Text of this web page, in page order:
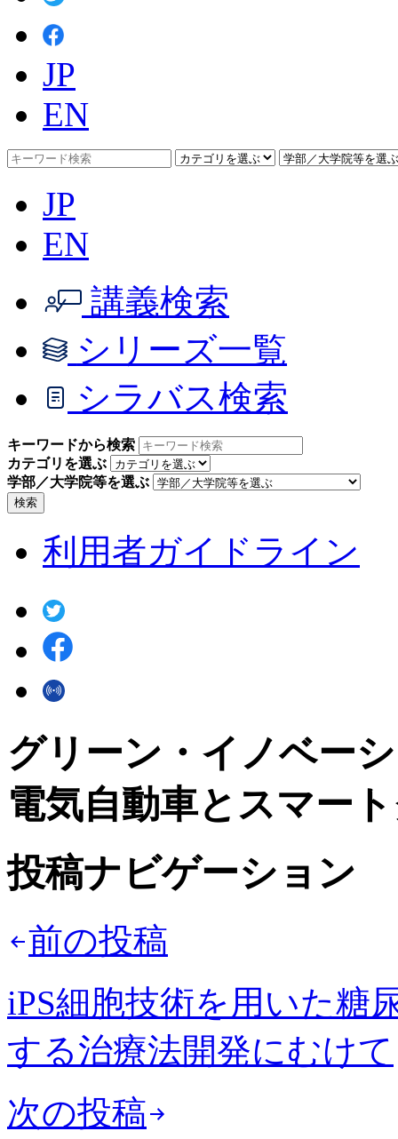
JP
EN
JP
EN
講義検索
シリーズ一覧
シラバス検索
キーワードから検索
カテゴリを選ぶ
学部／大学院等を選ぶ
検索
利用者ガイドライン
グリーン・イノベー
電気自動車とスマー
投稿ナビゲーション
前の投稿
iPS細胞技術を用いた糖
する治療法開発にむけて
次の投稿